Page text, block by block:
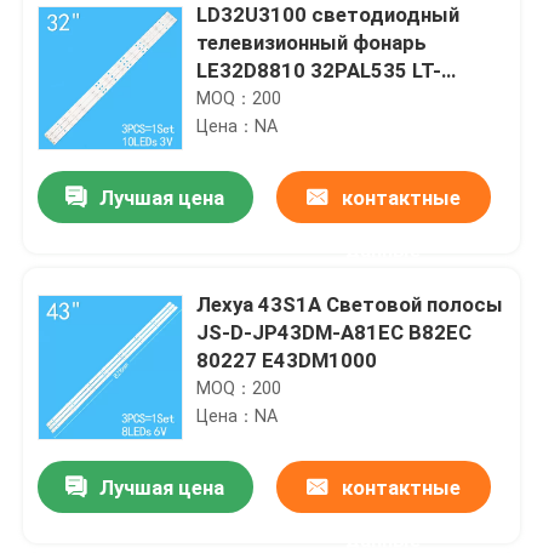
LD32U3100 светодиодный
телевизионный фонарь
LE32D8810 32PAL535 LT-
32C461 LE32B8000T
MOQ：200
Цена：NA
Лучшая цена контактные
Лехуа 43S1A Световой полосы
JS-D-JP43DM-A81EC B82EC
80227 E43DM1000
MOQ：200
Цена：NA
Лучшая цена контактные